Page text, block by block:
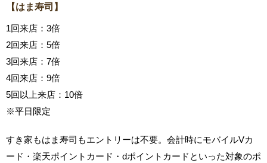
【はま寿司】
1回来店：3倍
2回来店：5倍
3回来店：7倍
4回来店：9倍
5回以上来店：10倍
※平日限定
すき家もはま寿司もエントリーは不要。会計時にモバイルVカ
ード・楽天ポイントカード・dポイントカードといった対象のポ